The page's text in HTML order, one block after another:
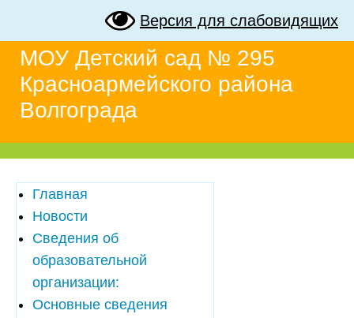
Версия для слабовидящих
МОУ Детский сад № 295
Красноармейского района
Волгограда
Главная
Новости
Сведения об
образовательной
организации:
Основные сведения